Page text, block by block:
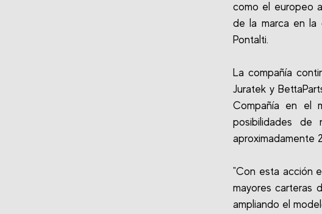
como el europeo
de la marca en la
Pontalti.
La compañía
Juratek y
Compañía en el
posibilidades de
aproximadamente
"Con esta acción
mayores carteras
ampliando el